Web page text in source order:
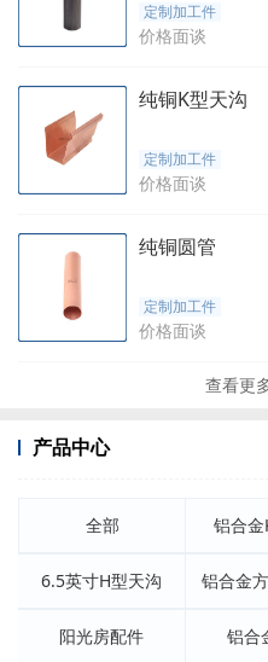
定制加工件
价格面谈
纯铜K型天沟
定制加工件
价格面谈
纯铜圆管
定制加工件
价格面谈
查看更
产品中心
全部 铝合
6.5英寸H型天沟 铝合金
阳光房配件 铝合